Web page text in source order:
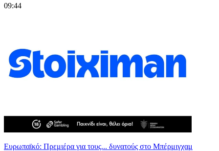
09:44
Ευρωπαϊκό: Πρεμιέρα για τους... δυνατούς στο Μπέρμιγχαμ